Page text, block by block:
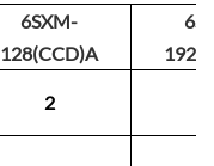
6SXM-
128(CCD)A
2